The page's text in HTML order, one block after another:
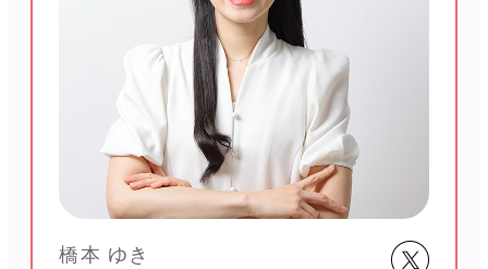
橋本 ゆき